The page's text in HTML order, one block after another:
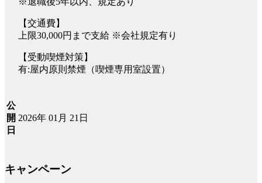
【交通費】
上限30,000円まで支給 ※会社規定有り
【受動喫煙対策】
有:屋内原則禁煙（喫煙専用室設置）
公
開
日
2026年 01月 21日
キャンペーン